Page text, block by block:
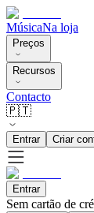
MúsicaNa loja
Preços
Recursos
Contacto
🇵🇹
Entrar Criar
Entrar
Sem cartão de